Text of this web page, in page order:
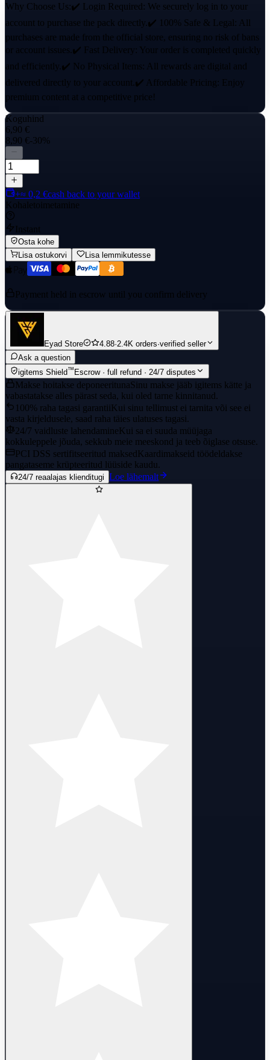
Why Choose Us:✔️ Login Required: We securely log in to your
account to purchase the pack directly.✔️ 100% Safe & Legal: All
purchases are made from the official store, ensuring no risk of bans
or account issues.✔️ Fast Delivery: Your order is completed quickly
and efficiently.✔️ No Physical Items: All rewards are digital and
delivered directly to your account.✔️ Affordable Pricing: Enjoy
premium content at a competitive price!
Koguhind
6,90 €
8,90 €-30%
+≈ 0,2 €cash back to your wallet
Kohaletoimetamine
Instant
Osta kohe
Lisa ostukorvi
Lisa lemmikutesse
Payment held in escrow until you confirm delivery
Eyad Store 4.88·2.4K orders·verified seller
Ask a question
igitems Shield™ Escrow · full refund · 24/7 disputes
Makse hoitakse deponeeritunaSinu makse jääb igitems kätte ja
vabastatakse alles pärast seda, kui oled tarne kinnitanud.
100% raha tagasi garantiiKui sinu tellimust ei tarnita või see ei
vasta kirjeldusele, saad raha täies ulatuses tagasi.
24/7 vaidluste lahendamineKui sa ei suuda müüjaga
kokkuleppele jõuda, sekkub meie meeskond ja teeb õiglase otsuse.
PCI DSS sertifitseeritud maksedKaardimakseid töödeldakse
pangataseme krüpteeritud lüüside kaudu.
24/7 reaalajas klienditugi Loe lähemalt